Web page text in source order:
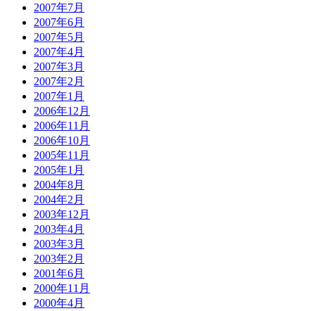
2007年7月
2007年6月
2007年5月
2007年4月
2007年3月
2007年2月
2007年1月
2006年12月
2006年11月
2006年10月
2005年11月
2005年1月
2004年8月
2004年2月
2003年12月
2003年4月
2003年3月
2003年2月
2001年6月
2000年11月
2000年4月